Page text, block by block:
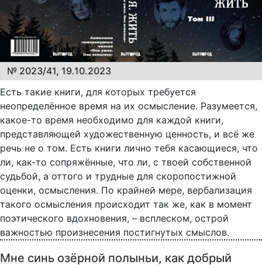
№ 2023/41, 19.10.2023
Есть такие книги, для которых требуется
неопределённое время на их осмысление. Разумеется,
какое-то время необходимо для каждой книги,
представляющей художественную ценность, и всё же
речь не о том. Есть книги лично тебя касающиеся, что
ли, как-то сопряжённые, что ли, с твоей собственной
судьбой, а оттого и трудные для скоропостижной
оценки, осмысления. По крайней мере, вербализация
такого осмысления происходит так же, как в момент
поэтического вдохновения, – всплеском, острой
важностью произнесения постигнутых смыслов.
Мне синь озёрной полыньи, как добрый